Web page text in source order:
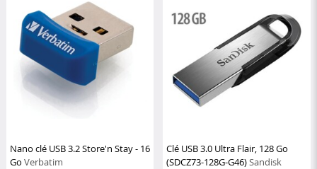
Nano clé USB 3.2 Store'n Stay - 16
Go Verbatim
Clé USB 3.0 Ultra Flair, 128 Go
(SDCZ73-128G-G46)Sandisk